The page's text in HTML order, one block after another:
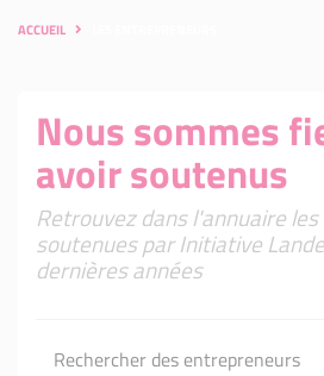
ACCUEIL
Nous sommes
avoir soutenus
Retrouvez dans l'annuaire
soutenues par Initiative
dernières années
Rechercher des entrepreneurs